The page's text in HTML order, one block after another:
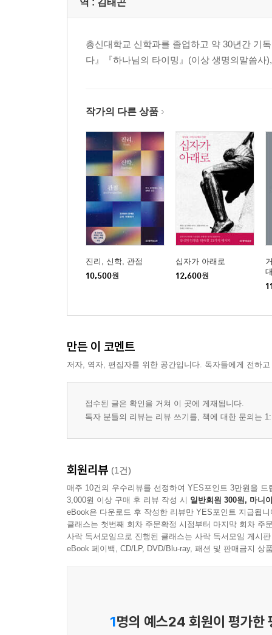
총신대학교 신학과를 졸업하고 약 30년간 기
다』『하나님의 타이밍』(이상 생명의말씀
작가의 다른 상품
진리, 신학, 관점
10,500원
십자가 아래로
12,600원
만든 이 코멘트
저자, 역자, 편집자를 위한 공간입니다. 독자들에게 전하
접수된 글은 확인을 거쳐 이 곳에 게재됩니다.
독자 분들의 리뷰는 리뷰 쓰기를, 책에 대한 문의는
회원리뷰 (1건)
매주 10건의 우수리뷰를 선정하여 YES포인트 3만원을 드
3,000원 이상 구매 후 리뷰 작성 시 일반회원 300원, 마니
eBook은 다운로드 후 작성한 리뷰만 YES포인트 지급됩니
클래스는 첫번째 회차 주문확정 시점부터 마지막 회차 주
사락 독서모임으로 진행된 클래스는 사락 독서모임 게시
eBook 페이백, CD/LP, DVD/Blu-ray, 패션 및 판매금지 상
1명의 예스24 회원이 평가한